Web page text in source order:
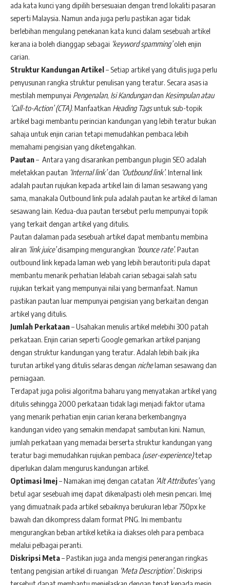
ada kata kunci yang dipilih bersesuaian dengan trend lokaliti pasaran
seperti Malaysia. Namun anda juga perlu pastikan agar tidak
berlebihan mengulang penekanan kata kunci dalam sesebuah artikel
kerana ia boleh dianggap sebagai ‘keyword spamming’oleh enjin
carian.
Struktur Kandungan Artikel– Setiap artikel yang ditulis juga perlu
penyusunan rangka struktur penulisan yang teratur. Secara asas ia
mestilah mempunyai Pengenalan, Isi Kandungandan Kesimpulan atau
‘Call-to-Action’ (CTA). Manfaatkan Heading Tagsuntuk sub-topik
artikel bagi membantu perincian kandungan yang lebih teratur bukan
sahaja untuk enjin carian tetapi memudahkan pembaca lebih
memahami pengisian yang diketengahkan.
Pautan– Antara yang disarankan pembangun plugin SEO adalah
meletakkan pautan ‘Internal link’dan ‘Outbound link’. Internal link
adalah pautan rujukan kepada artikel lain di laman sesawang yang
sama, manakala Outbound link pula adalah pautan ke artikel di laman
sesawang lain. Kedua-dua pautan tersebut perlu mempunyai topik
yang terkait dengan artikel yang ditulis.
Pautan dalaman pada sesebuah artikel dapat membantu membina
aliran ‘link juice’disamping mengurangkan ‘bounce rate’. Pautan
outbound link kepada laman web yang lebih berautoriti pula dapat
membantu menarik perhatian lelabah carian sebagai salah satu
rujukan terkait yang mempunyai nilai yang bermanfaat. Namun
pastikan pautan luar mempunyai pengisian yang berkaitan dengan
artikel yang ditulis.
Jumlah Perkataan– Usahakan menulis artikel melebihi 300 patah
perkataan. Enjin carian seperti Google gemarkan artikel panjang
dengan struktur kandungan yang teratur. Adalah lebih baik jika
turutan artikel yang ditulis selaras dengan nichelaman sesawang dan
perniagaan.
Terdapat juga polisi algoritma baharu yang menyatakan artikel yang
ditulis sehingga 2000 perkataan tidak lagi menjadi faktor utama
yang menarik perhatian enjin carian kerana berkembangnya
kandungan video yang semakin mendapat sambutan kini. Namun,
jumlah perkataan yang memadai berserta struktur kandungan yang
teratur bagi memudahkan rujukan pembaca (user-experience)tetap
diperlukan dalam mengurus kandungan artikel.
Optimasi Imej– Namakan imej dengan catatan ‘Alt Attributes’yang
betul agar sesebuah imej dapat dikenalpasti oleh mesin pencari. Imej
yang dimuatnaik pada artikel sebaiknya berukuran lebar 750px ke
bawah dan dikompress dalam format PNG. Ini membantu
mengurangkan beban artikel ketika ia diakses oleh para pembaca
melalui pelbagai peranti.
Diskripsi Meta– Pastikan juga anda mengisi penerangan ringkas
tentang pengisian artikel di ruangan ‘Meta Description’. Diskripsi